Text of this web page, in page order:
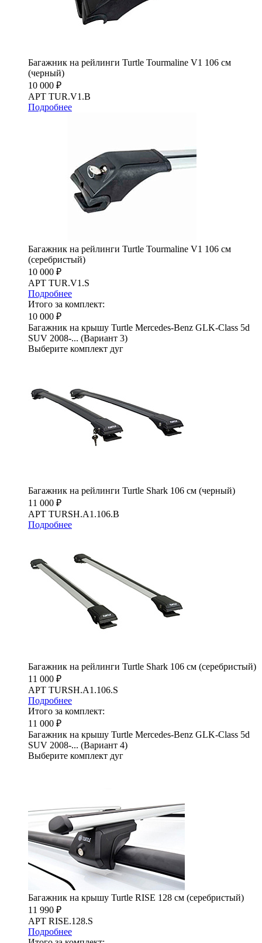
Багажник на рейлинги Turtle Tourmaline V1 106 см
(черный)
10 000 ₽
АРТ TUR.V1.B
Подробнее
Багажник на рейлинги Turtle Tourmaline V1 106 см
(серебристый)
10 000 ₽
АРТ TUR.V1.S
Подробнее
Итого за комплект:
10 000 ₽
Багажник на крышу Turtle Mercedes-Benz GLK-Class 5d
SUV 2008-... (Вариант 3)
Выберите комплект дуг
Багажник на рейлинги Turtle Shark 106 см (черный)
11 000 ₽
АРТ TURSH.A1.106.B
Подробнее
Багажник на рейлинги Turtle Shark 106 см (серебристый)
11 000 ₽
АРТ TURSH.A1.106.S
Подробнее
Итого за комплект:
11 000 ₽
Багажник на крышу Turtle Mercedes-Benz GLK-Class 5d
SUV 2008-... (Вариант 4)
Выберите комплект дуг
Багажник на крышу Turtle RISE 128 см (серебристый)
11 990 ₽
АРТ RISE.128.S
Подробнее